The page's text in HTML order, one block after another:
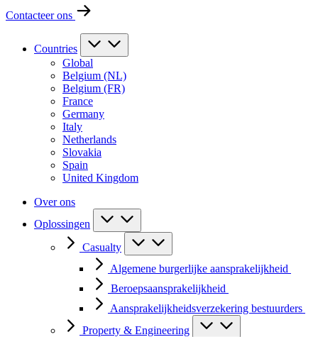
Contacteer ons
Countries
Global
Belgium (NL)
Belgium (FR)
France
Germany
Italy
Netherlands
Slovakia
Spain
United Kingdom
Over ons
Oplossingen
Casualty
Algemene burgerlijke aansprakelijkheid
Beroepsaansprakelijkheid
Aansprakelijkheidsverzekering bestuurders
Property & Engineering